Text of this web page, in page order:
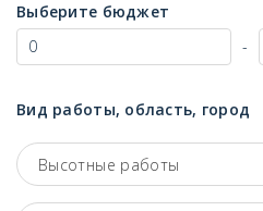
Выберите бюджет
-
Вид работы, область, город
Высотные работы